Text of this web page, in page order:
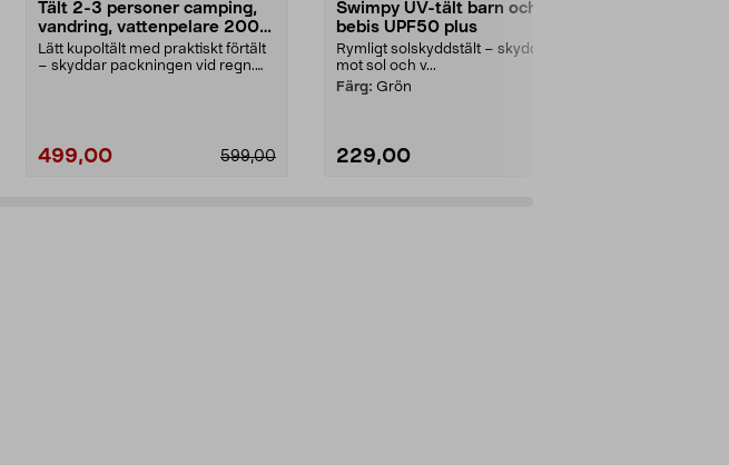
Tält 2-3 personer camping,
vandring, vattenpelare 2000
mm
Lätt kupoltält med praktiskt förtält
– skyddar packningen vid regn.
499,00 599,00
Swimpy UV-tält barn och
bebis UPF50 plus
Rymligt solskyddstält – skyddar
mot sol och v...
Färg: Grön
229,00